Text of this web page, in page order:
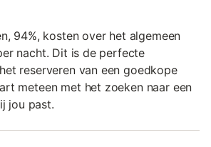
94%, kosten over het algemeen
nacht. Dit is de perfecte
reserveren van een goedkope
meteen met het zoeken naar een
jou past.